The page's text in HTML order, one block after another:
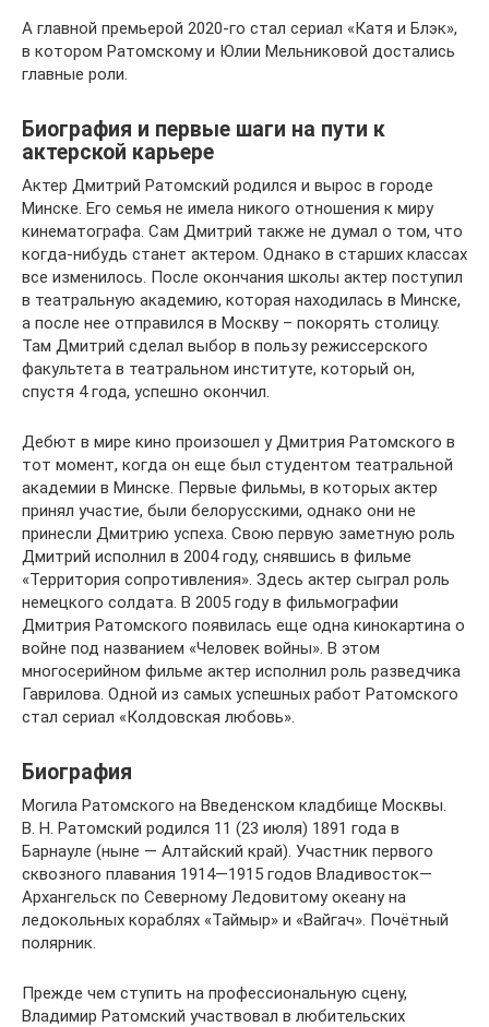
А главной премьерой 2020-го стал сериал «Катя и Блэк»,
в котором Ратомскому и Юлии Мельниковой достались
главные роли.
Биография и первые шаги на пути к
актерской карьере
Актер Дмитрий Ратомский родился и вырос в городе
Минске. Его семья не имела никого отношения к миру
кинематографа. Сам Дмитрий также не думал о том, что
когда-нибудь станет актером. Однако в старших классах
все изменилось. После окончания школы актер поступил
в театральную академию, которая находилась в Минске,
а после нее отправился в Москву – покорять столицу.
Там Дмитрий сделал выбор в пользу режиссерского
факультета в театральном институте, который он,
спустя 4 года, успешно окончил.
Дебют в мире кино произошел у Дмитрия Ратомского в
тот момент, когда он еще был студентом театральной
академии в Минске. Первые фильмы, в которых актер
принял участие, были белорусскими, однако они не
принесли Дмитрию успеха. Свою первую заметную роль
Дмитрий исполнил в 2004 году, снявшись в фильме
«Территория сопротивления». Здесь актер сыграл роль
немецкого солдата. В 2005 году в фильмографии
Дмитрия Ратомского появилась еще одна кинокартина о
войне под названием «Человек войны». В этом
многосерийном фильме актер исполнил роль разведчика
Гаврилова. Одной из самых успешных работ Ратомского
стал сериал «Колдовская любовь».
Биография
Могила Ратомского на Введенском кладбище Москвы.
В. Н. Ратомский родился 11 (23 июля) 1891 года в
Барнауле (ныне — Алтайский край). Участник первого
сквозного плавания 1914—1915 годов Владивосток—
Архангельск по Северному Ледовитому океану на
ледокольных кораблях «Таймыр» и «Вайгач». Почётный
полярник.
Прежде чем ступить на профессиональную сцену,
Владимир Ратомский участвовал в любительских